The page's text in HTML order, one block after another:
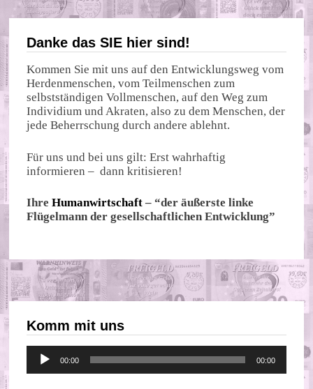
Danke das SIE hier sind!
Kommen Sie mit uns auf den Entwicklungsweg vom
Herdenmenschen, vom Teilmenschen zum
selbstständigen Vollmenschen, auf den Weg zum
Individium und Akraten, also zu dem Menschen, der
jede Beherrschung durch andere ablehnt.
Für uns und bei uns gilt: Erst wahrhaftig
informieren – dann kritisieren!
IhreHumanwirtschaft – “der äußerste linke
Flügelmann der gesellschaftlichen Entwicklung”
Komm mit uns
Audio-
Player
00:00 00:00